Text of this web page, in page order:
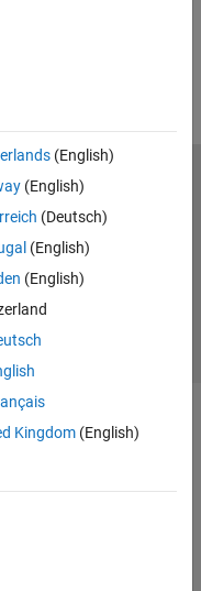
(English)
(English)
(Deutsch)
(English)
(English)
Kingdom(English)
sulla privacy
Contatti